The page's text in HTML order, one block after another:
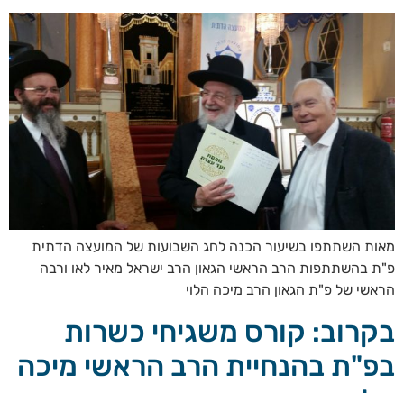
מאות השתתפו בשיעור הכנה לחג השבועות של המועצה הדתית
פ"ת בהשתתפות הרב הראשי הגאון הרב ישראל מאיר לאו ורבה
הראשי של פ"ת הגאון הרב מיכה הלוי
בקרוב: קורס משגיחי כשרות
בפ"ת בהנחיית הרב הראשי מיכה